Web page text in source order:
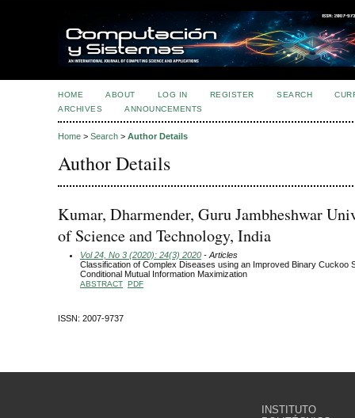
HOME ABOUT LOG IN REGISTER SEARCH
ARCHIVES
ANNOUNCEMENTS
Home > Search > Author Details
Author Details
Kumar, Dharmender, Guru Jambheshwar
of Science and Technology, India
Vol 24, No 3 (2020): 24(3) 2020 - Articles
Classification of Complex Diseases using an Improved Binary Cuckoo
Conditional Mutual Information Maximization
ABSTRACT PDF
ISSN: 2007-9737
INSTITUTO